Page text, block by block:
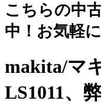
こちらの中
中！お気軽
makita/マ
LS1011、